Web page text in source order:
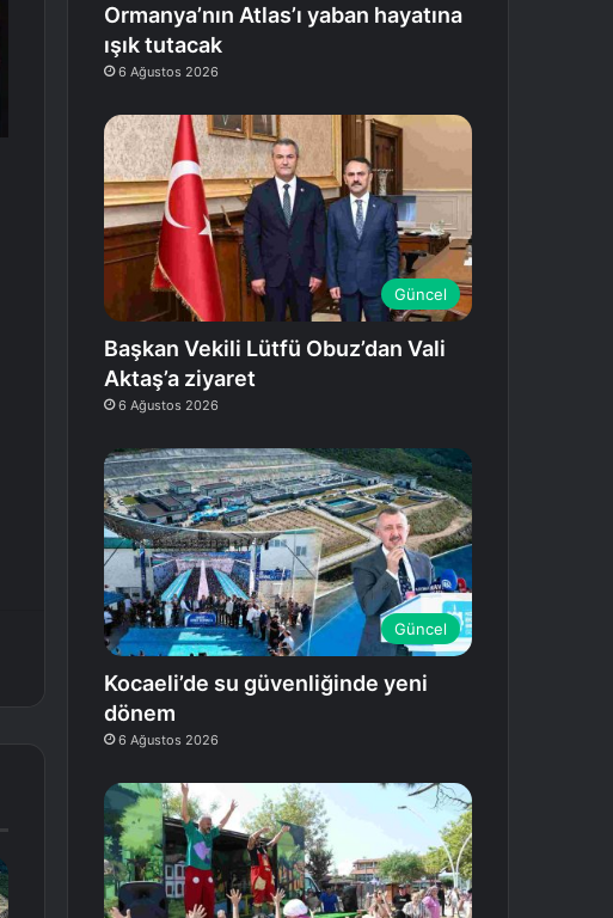
Ormanya’nın Atlas’ı yaban hayatına
ışık tutacak
6 Ağustos 2026
Güncel
Başkan Vekili Lütfü Obuz’dan Vali
Aktaş’a ziyaret
6 Ağustos 2026
Güncel
Kocaeli’de su güvenliğinde yeni
dönem
6 Ağustos 2026